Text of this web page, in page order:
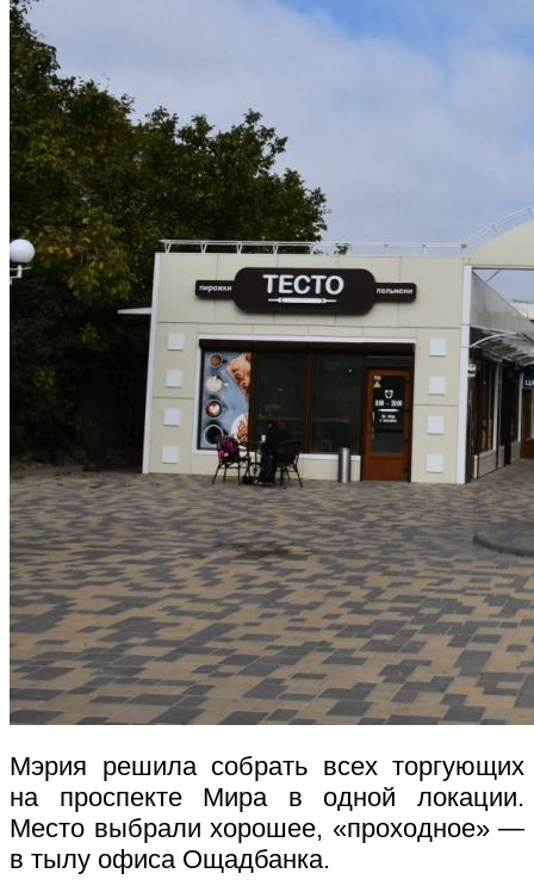
Мэрия решила собрать всех торгующих
на проспекте Мира в одной локации.
Место выбрали хорошее, «проходное» —
в тылу офиса Ощадбанка.